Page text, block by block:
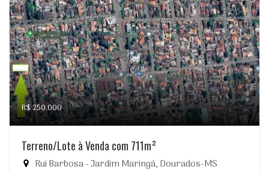
R$ 250.000
Terreno/Lote à Venda com 711m²
Rui Barbosa - Jardim Maringá, Dourados-MS